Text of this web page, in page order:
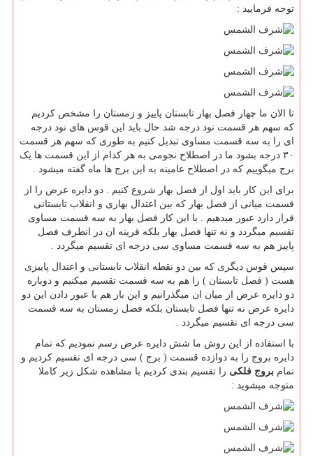
توجه فرمایید :
تا الان ما چهار فصل بهار تابستان پاییز و زمستان را مشخص کردیم
که سهم هر قسمت نود درجه شد حال باید این قوس های نود درجه
ای را به سه قسمت مساوی تبدیل کنیم به طوری که سهم هر قسمت
۳۰ درجه بشود ما در اصطلاح نجومی به هر کدام از این قسمت ها یک
برج میگوییم که در اصطلاح عامینه به این برج ها ماه گفته میشود .
برای این کار باید اول از فصل بهار شروع کنیم . دو دایره عرض را از
قسمت میانی از فصل بهار که بین اعتدال بهاری و انقلاب تابستانی
قرار دارد عبور میدهیم . با این کار فصل بهار به سه قسمت مساوی
تقسیم میگردد و نه تنها فصل بهار بلکه قرینه ان در انطرف فصل
پاییز هم به سه قسمت مساوی سی درجه ای تقسیم میگردد .
سپس قوس دیگری که بین دو نقطه انقلاب تابستانی و اعتدال پاییزی
هست ( فصل تابستان ) را هم به سه قسمت تقسیم میکنیم و دوباره
دو دایره عرض از میان ان میگذرانیم و این بار هم با عبور دادن این دو
دایره عرض نه تنها فصل تابستان بلکه فصل زمستان به سه قسمت
سی درجه ای تقسیم میگردد .
با استفاده از این روش ما شش دایره عرض رسم نمودیم که تمام
دایره بروج را به دوازده قسمت ( برج ) سی درجه ای تقسیم کردیم و
تمام بروج فلکی را تقسیم بندی کردیم با مشاهده شکل زیر کاملا
متوجه میشوید :